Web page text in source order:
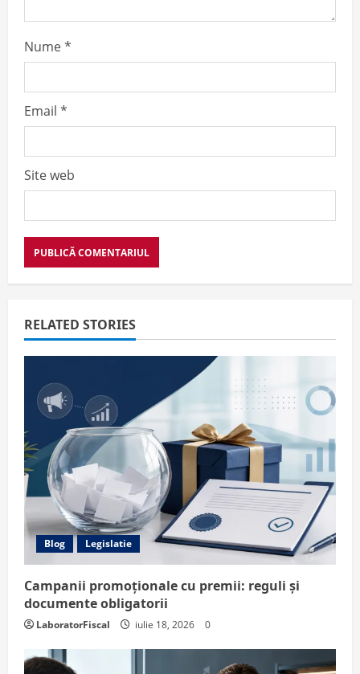
Nume*
Email *
Site web
RELATED STORIES
Blog Legislatie
Campanii promoționale cu premii: reguli și
documente obligatorii
LaboratorFiscal iulie 18, 2026 0